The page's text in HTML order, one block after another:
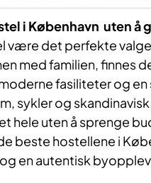
i København uten å
være det perfekte
med familien, finnes
fasiliteter og
sykler og
hele uten å sprenge
beste hostellene i
en autentisk